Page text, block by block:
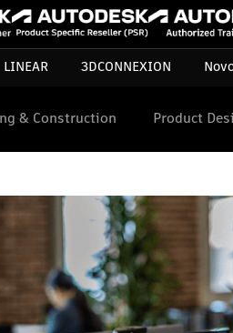
LINEAR 3DCONNEXION
& Construction Product